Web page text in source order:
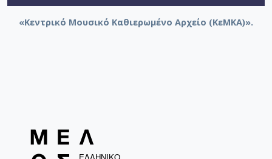
«Κεντρικό Μουσικό Καθιερωμένο Αρχείο (ΚεΜΚΑ)».